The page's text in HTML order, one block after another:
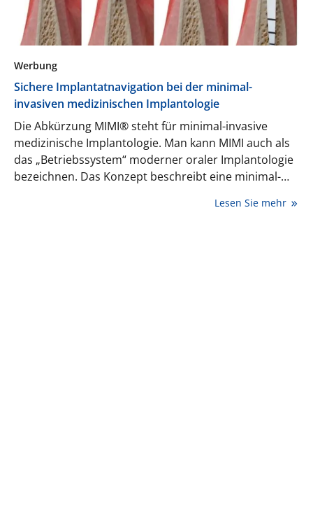
Werbung
Sichere Implantatnavigation bei der minimal-
invasiven medizinischen Implantologie
Die Abkürzung MIMI® steht für minimal-invasive
medizinische Implantologie. Man kann MIMI auch als
das „Betriebssystem“ moderner oraler Implantologie
bezeichnen. Das Konzept beschreibt eine minimal-
CNIP-Navigation sowie der Möglichkeit der ossären
Lesen Sie mehr